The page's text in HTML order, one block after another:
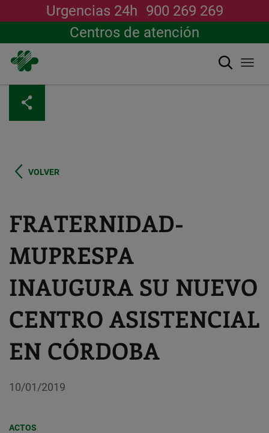
contenido
principal
Urgencias 24h 900 269 269
Centros de atención
Buscar
VOLVER
FRATERNIDAD-
MUPRESPA
INAUGURA SU NUEVO
CENTRO ASISTENCIAL
EN CÓRDOBA
10/01/2019
ACTOS